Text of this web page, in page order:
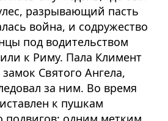
разрывающий пасть
война, и содружество
под водительством
к Риму. Пала Климент
Святого Ангела,
за ним. Во время
к пушкам